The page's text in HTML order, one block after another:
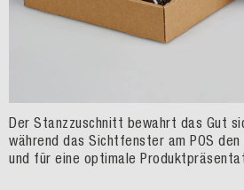
Der Stanzzuschnitt bewahrt das Gut
während das Sichtfenster am POS
und für eine optimale